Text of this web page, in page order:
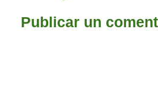
Publicar un